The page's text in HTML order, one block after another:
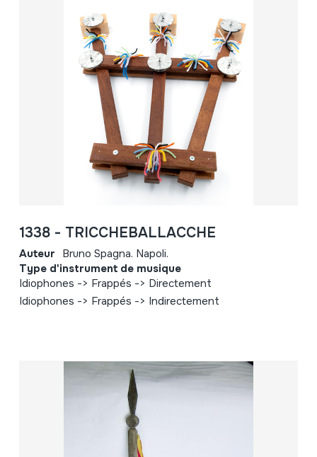
1338 - TRICCHEBALLACCHE
Auteur Bruno Spagna. Napoli.
Type d'instrument de musique
Idiophones -> Frappés -> Directement
Idiophones -> Frappés -> Indirectement